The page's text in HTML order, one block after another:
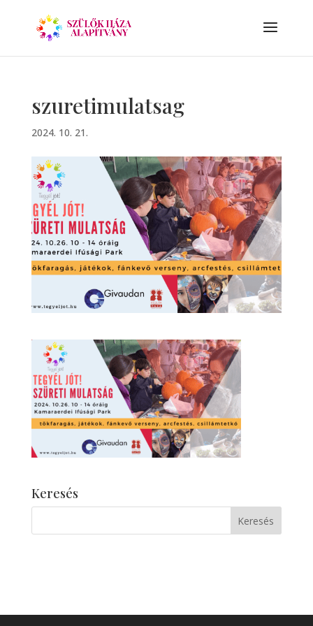
szuretimulatsag
2024. 10. 21.
Keresés